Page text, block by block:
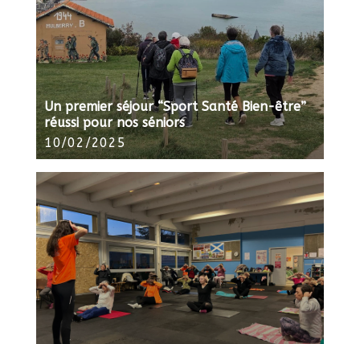
Un premier séjour “Sport Santé Bien-être”
réussi pour nos séniors
10/02/2025